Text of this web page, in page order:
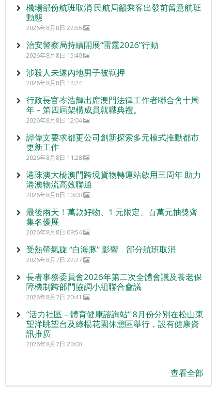
機場部份航班取消 民航局籲乘客出發前留意航班
動態
2026年8月8日 22:56
治安警察局持續開展“雷霆2026”行動
2026年8月8日 15:40
涉殺人未遂內地男子被羈押
2026年8月8日 14:24
行政長官岑浩輝出席澳門法律工作者聯合會十周
年 – 第四屆架構成員就職典禮。
2026年8月8日 12:04
譚偉文要求都更公司創新探索多元模式推動都市
更新工作
2026年8月8日 11:28
港珠澳大橋澳門跨境貨物轉運站啟用三周年 助力
港澳物流高效聯通
2026年8月8日 10:00
最後兩天！萬款好物、1 元限定、百萬元抽獎齊
集名優展
2026年8月8日 09:54
受熱帶氣旋 “白海豚” 影響 部分航班取消
2026年8月7日 22:27
長者事務委員會2026年第二次全體會議及養老保
障機制跨部門協調小組聯合會議
2026年8月7日 20:41
“活力社區 – 體育健康諮詢站” 8月份分別在松山東
望洋眺望台及綠楊花園休憩區舉行，設有健康資
訊推廣
2026年8月7日 20:00
查看全部